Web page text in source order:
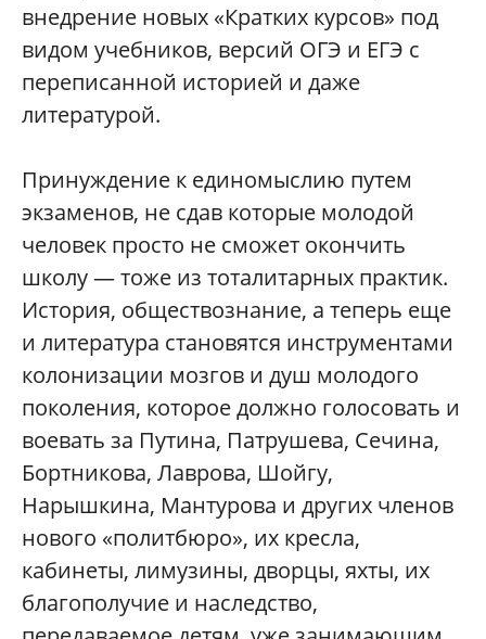
внедрение новых «Кратких курсов» под
видом учебников, версий ОГЭ и ЕГЭ с
переписанной историей и даже
литературой.
Принуждение к единомыслию путем
экзаменов, не сдав которые молодой
человек просто не сможет окончить
школу — тоже из тоталитарных практик.
История, обществознание, а теперь еще
и литература становятся инструментами
колонизации мозгов и душ молодого
поколения, которое должно голосовать и
воевать за Путина, Патрушева, Сечина,
Бортникова, Лаврова, Шойгу,
Нарышкина, Мантурова и других членов
нового «политбюро», их кресла,
кабинеты, лимузины, дворцы, яхты, их
благополучие и наследство,